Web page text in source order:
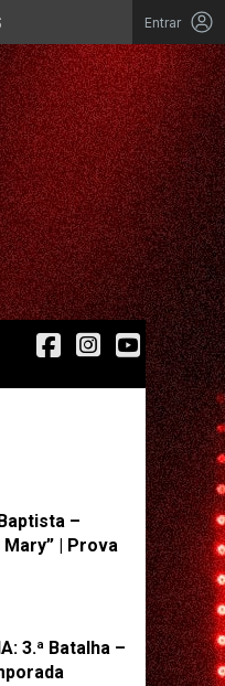
Entrar
–
Mary” | Prova
3.ª Batalha –